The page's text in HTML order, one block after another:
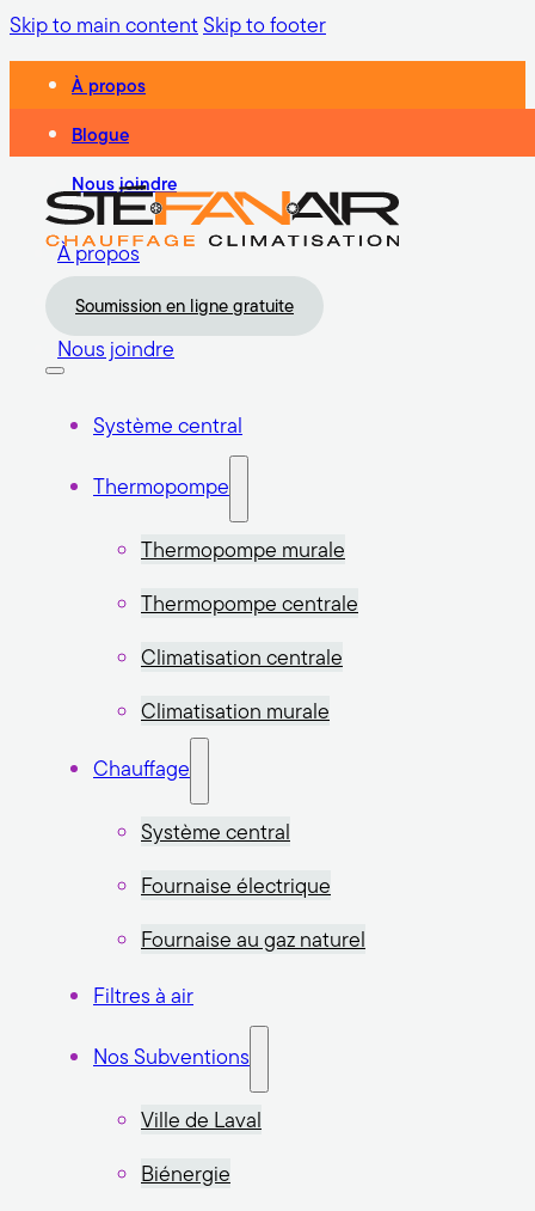
Skip to main contentSkip to footer
À propos
Blogue
Nous joindre
À propos
Blogue
Nous joindre
Soumission en ligne gratuite
Système central
Thermopompe
Thermopompe murale
Thermopompe centrale
Climatisation centrale
Climatisation murale
Chauffage
Système central
Fournaise électrique
Fournaise au gaz naturel
Filtres à air
Nos Subventions
Ville de Laval
Biénergie